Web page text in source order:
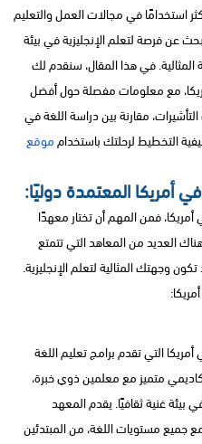
استخدامًا في مجالات العمل والتعليم
عن فرصة لتعلم الإنجليزية في بيئة
المثالية. في هذا المقال، سنقدم لك
مع معلومات مفصلة حول أفضل
مقارنة بين دراسة اللغة في
التخطيط لرحلتك باستخدامموقع
أمريكا المعتمدة دوليًا:
فمن المهم أن تختار معهدًا
العديد من المعاهد التي تتمتع
وجهتك المثالية لتعلم الإنجليزية.
التي تقدم برامج تعليم اللغة
أكاديمي متميز مع معلمين ذوي خبرة،
بيئة غنية ثقافيًا. يقدم المعهد
جميع مستويات اللغة، من المبتدئين